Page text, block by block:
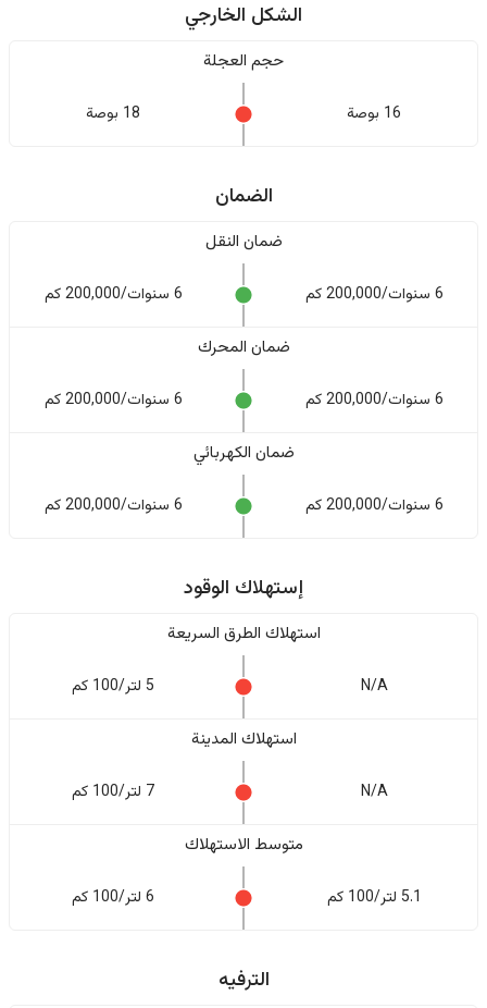
الشكل الخارجي
حجم العجلة
16 بوصة 18 بوصة
الضمان
ضمان النقل
6 سنوات/200,000 كم 6 سنوات/200,000 كم
ضمان المحرك
6 سنوات/200,000 كم 6 سنوات/200,000 كم
ضمان الكهربائي
6 سنوات/200,000 كم 6 سنوات/200,000 كم
إستهلاك الوقود
استهلاك الطرق السريعة
N/A 5 لتر/100 كم
استهلاك المدينة
N/A 7 لتر/100 كم
متوسط الاستهلاك
5.1 لتر/100 كم 6 لتر/100 كم
الترفيه